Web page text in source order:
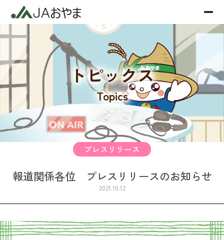
トピックス
Topics
プレスリリース
報道関係各位 プレスリリースのお知らせ
2021.10.12